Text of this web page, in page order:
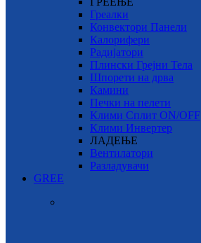
Греалки
Конвектори Панели
Калорифери
Радијатори
Плински Грејни Тела
Шпорети на дрва
Камини
Печки на пелети
Клими Сплит ON/OFF
Клими Инвертер
ЛАДЕЊЕ
Вентилатори
Разладувачи
GREE